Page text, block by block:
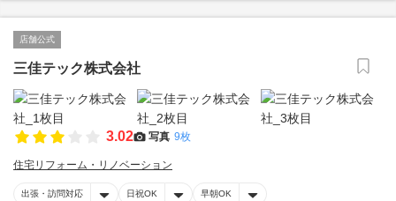
店舗公式
三佳テック株式会社
3.02 写真 9枚
住宅リフォーム・リノベーション
出張・訪問対応 日祝OK 早朝OK